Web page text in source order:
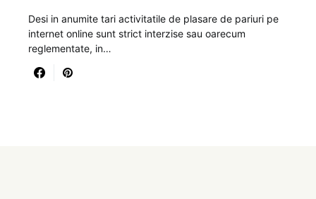
Desi in anumite tari activitatile de plasare de pariuri pe
internet online sunt strict interzise sau oarecum
reglementate, in…